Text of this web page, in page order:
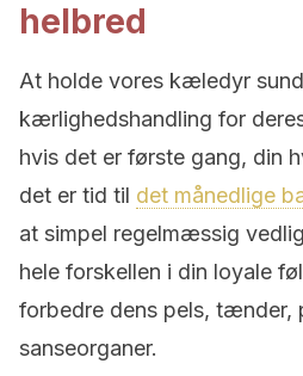
helbred
At holde vores kæledyr
kærlighedshandling for
hvis det er første gang, din
det er tid til det månedlige
at simpel regelmæssig
hele forskellen i din loyale
forbedre dens pels, tænder,
sanseorganer.